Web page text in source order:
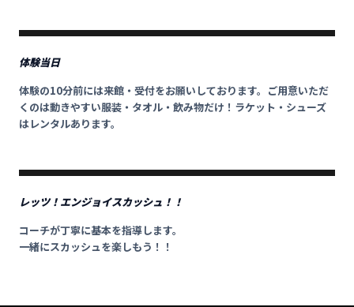
02
体験当日
体験の10分前には来館・受付をお願いしております。ご用意いただ
くのは動きやすい服装・タオル・飲み物だけ！ラケット・シューズ
はレンタルあります。
03
レッツ！エンジョイスカッシュ！！
コーチが丁寧に基本を指導します。
一緒にスカッシュを楽しもう！！